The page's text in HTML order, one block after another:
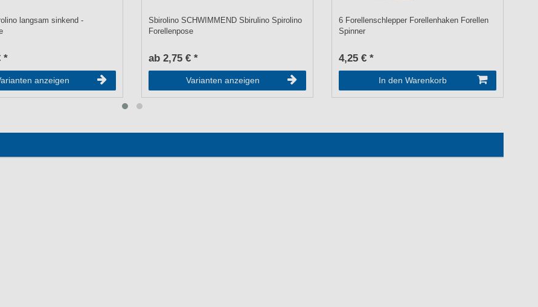
langsam sinkend -
*
anzeigen
Sbirolino SCHWIMMEND Sbirulino Spirolino
Forellenpose
ab 2,75 € *
Varianten anzeigen
6 Forellenschlepper Forellenhaken Forellen
Spinner
4,25 € *
In den Warenkorb